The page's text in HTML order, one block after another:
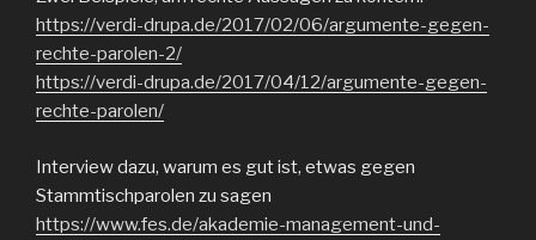
https://verdi-drupa.de/2017/02/06/argumente-gegen-
rechte-parolen-2/
https://verdi-drupa.de/2017/04/12/argumente-gegen-
rechte-parolen/
Interview dazu, warum es gut ist, etwas gegen
Stammtischparolen zu sagen
https://www.fes.de/akademie-management-und-